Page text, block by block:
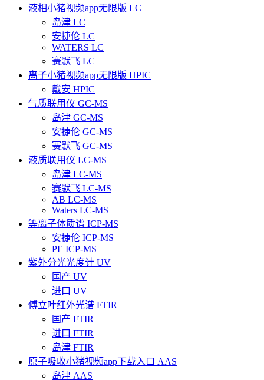
液相小猪视频app无限版 LC
岛津 LC
安捷伦 LC
WATERS LC
赛默飞 LC
离子小猪视频app无限版 HPIC
戴安 HPIC
气质联用仪 GC-MS
岛津 GC-MS
安捷伦 GC-MS
赛默飞 GC-MS
液质联用仪 LC-MS
岛津 LC-MS
赛默飞 LC-MS
AB LC-MS
Waters LC-MS
等离子体质谱 ICP-MS
安捷伦 ICP-MS
PE ICP-MS
紫外分光光度计 UV
国产 UV
进口 UV
傅立叶红外光谱 FTIR
国产 FTIR
进口 FTIR
岛津 FTIR
原子吸收小猪视频app下载入口 AAS
岛津 AAS